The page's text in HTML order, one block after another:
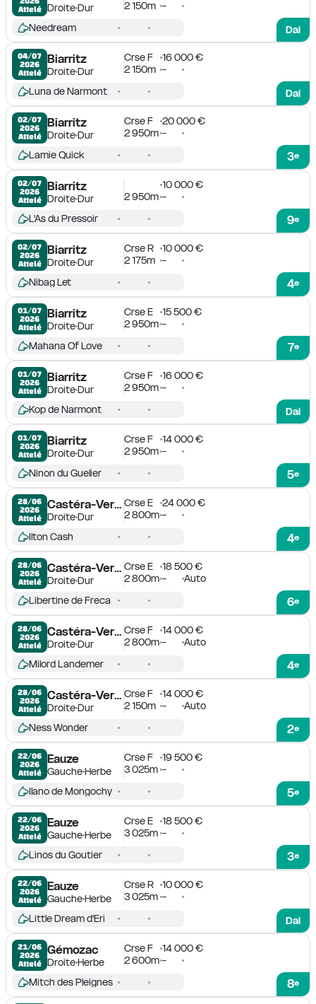
Attelé
DroiteDur 2 150m -
Dai
Needream
04/07
2026
Attelé
Biarritz
DroiteDur
Crse F
16 000 €
2 150m -
Dai
Luna de Narmont
02/07
2026
Attelé
Biarritz
DroiteDur
Crse F
20 000 €
2 950m -
3e
Lamie Quick
02/07
2026
Attelé
Biarritz
DroiteDur
10 000 €
2 950m -
9e
L'As du Pressoir
02/07
2026
Attelé
Biarritz
DroiteDur
Crse R
10 000 €
2 175m -
4e
Nibag Let
01/07
2026
Attelé
Biarritz
DroiteDur
Crse E
15 500 €
2 950m -
7e
Mahana Of Love
01/07
2026
Attelé
Biarritz
DroiteDur
Crse F
16 000 €
2 950m -
Dai
Kop de Narmont
01/07
2026
Attelé
Biarritz
DroiteDur
Crse F
14 000 €
2 950m -
5e
Ninon du Guelier
28/06
2026
Attelé
Castéra-Verduzan
DroiteDur
Crse E
24 000 €
2 800m -
4e
Ilton Cash
28/06
2026
Attelé
Castéra-Verduzan
DroiteDur
Crse E
18 500 €
2 800m - Auto
6e
Libertine de Freca
28/06
2026
Attelé
Castéra-Verduzan
DroiteDur
Crse F
14 000 €
2 800m - Auto
4e
Milord Landemer
28/06
2026
Attelé
Castéra-Verduzan
DroiteDur
Crse F
14 000 €
2 150m - Auto
2e
Ness Wonder
22/06
2026
Attelé
Eauze
GaucheHerbe
Crse F
19 500 €
3 025m -
5e
Ilano de Mongochy
22/06
2026
Attelé
Eauze
GaucheHerbe
Crse E
18 500 €
3 025m -
3e
Linos du Goutier
22/06
2026
Attelé
Eauze
GaucheHerbe
Crse R
10 000 €
3 025m -
Dai
Little Dream d'Eri
21/06
2026
Attelé
Gémozac
DroiteHerbe
Crse F
14 000 €
2 600m -
8e
Mitch des Pleignes